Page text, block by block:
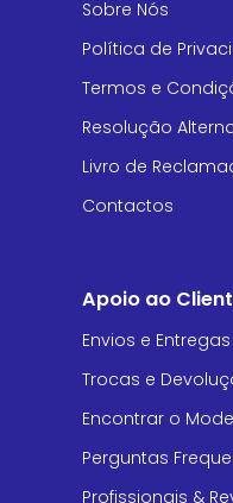
Sobre Nós
Política de
Termos e
Resolução
Livro de
Contactos
Apoio ao
Envios e Entregas
Trocas e
Encontrar o
Perguntas
Profissionais &